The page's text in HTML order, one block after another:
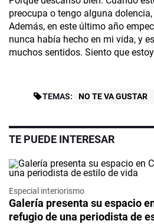
preocupa o tengo alguna
Además, en este último año
nunca había hecho en mi vida, y
muchos sentidos. Siento que
TEMAS: NO TE VA GUSTAR
TE PUEDE INTERESAR
Especial interiorismo
Galería presenta su espacio
refugio de una periodista de